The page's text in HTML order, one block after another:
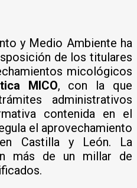
y Medio Ambiente ha
de los titulares
micológicos
MICO, con la que
administrativos
contenida en el
el aprovechamiento
Castilla y León. La
más de un millar de